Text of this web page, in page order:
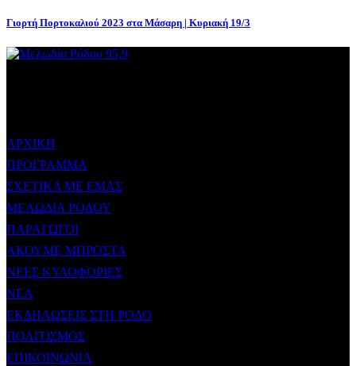
Γιορτή Πορτοκαλιού 2023 στα Μάσαρη | Κυριακή 19/3
ΑΡΧΙΚΗ
ΠΡΟΓΡΑΜΜΑ
ΣΧΕΤΙΚΑ ΜΕ ΕΜΑΣ
ΜΕΛΩΔΙΑ ΡΟΔΟΥ
ΠΑΡΑΓΩΓΟΙ
ΑΚΟΥΜΕ ΜΠΡΟΣΤΑ
ΝΕΕΣ ΚΥΛΟΦΟΡΙΕΣ
ΝΕΑ
ΕΚΔΗΛΩΣΕΙΣ ΣΤΗ ΡΟΔΟ
ΠΟΛΙΤΙΣΜΟΣ
ΕΠΙΚΟΙΝΩΝΙΑ